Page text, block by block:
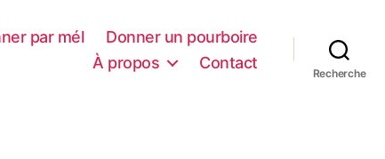
par mél
Donner un pourboire
À propos
Contact
Recherche